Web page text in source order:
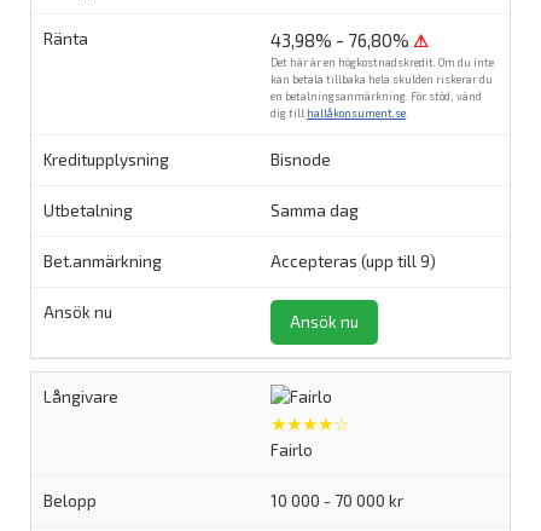
43,98% - 76,80% ⚠
Det här är en högkostnadskredit. Om du inte
kan betala tillbaka hela skulden riskerar du
en betalningsanmärkning. För stöd, vänd
dig till hallåkonsument.se.
Bisnode
Samma dag
Accepteras (upp till 9)
Ansök nu
★★★★☆
Fairlo
10 000 - 70 000 kr